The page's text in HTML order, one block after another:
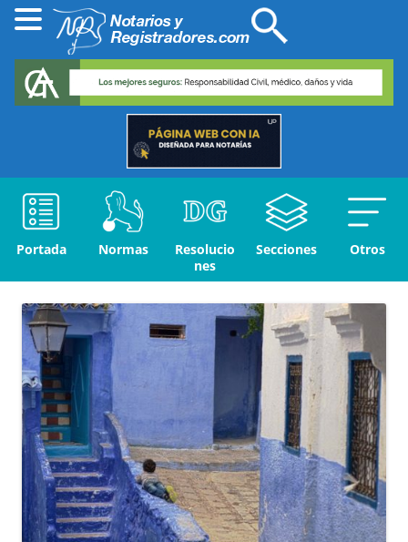
Portada Normas
Resolucio
nes
Secciones Otros